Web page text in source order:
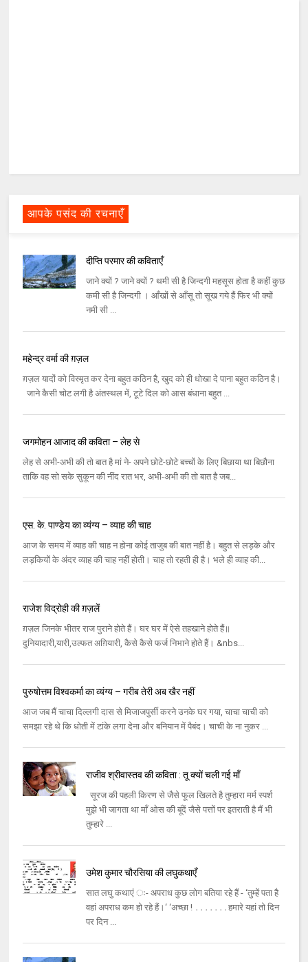
आपके पसंद की रचनाएँ
दीप्ति परमार की कविताएँ
जाने क्यों ? जाने क्यों ? थमी सी है जिन्दगी महसूस होता है कहीं कुछ
कमी सी है जिन्दगी । आँखों से आँसू तो सूख गये हैं फिर भी क्यों
नमी सी ...
महेन्द्र वर्मा की ग़ज़ल
ग़ज़ल यादों को विस्मृत कर देना बहुत कठिन है, खुद को ही धोखा दे पाना बहुत कठिन है।
जाने कैसी चोट लगी है अंतस्थल में, टूटे दिल को आस बंधाना बहुत ...
जगमोहन आजाद की कविता – लेह से
लेह से अभी-अभी की तो बात है मां ने- अपने छोटे-छोटे बच्चों के लिए बिछाया था बिछौना
ताकि वह सो सके सुकून की नींद रात भर, अभी-अभी की तो बात है जब...
एस. के. पाण्डेय का व्यंग्य – व्याह की चाह
आज के समय में व्याह की चाह न होना कोई ताजुब की बात नहीं है। बहुत से लड़के और
लड़कियों के अंदर व्याह की चाह नहीं होती। चाह तो रहती ही है। भले ही व्याह की...
राजेश विद्रोही की ग़ज़लें
ग़ज़ल जिनके भीतर राज पुराने होते हैं। घर घर में ऐसे तहखाने होते हैं॥
दुनियादारी,यारी,उल्‍फत अग़ियारी, कैसे कैसे फर्ज निभाने होते हैं। &nbs...
पुरुषोत्तम विश्‍वकर्मा का व्यंग्य – गरीब तेरी अब खैर नहीं
आज जब मैं चाचा दिल्‍लगी दास से मिजाजपुर्सी करने उनके घर गया, चाचा चाची को
समझा रहे थे कि धोती में टांके लगा देना और बनियान में पैबंद। चाची के ना नुकर ...
राजीव श्रीवास्तव की कविता : तू क्यों चली गई माँ
सूरज की पहली किरण से जैसे फूल खिलते है तुम्हारा मर्म स्पर्श
मुझे भी जागता था माँ ओस की बूंदें जैसे पत्तों पर इतराती है मैं भी
तुम्हारे ...
उमेश कुमार चौरसिया की लघुकथाएँ
सात लघु कथाएं ः- अपराध कुछ लोग बतिया रहे हैं - ‘तुम्‍हें पता है
वहां अपराध कम हो रहे हैं।‘ ‘अच्‍छा ! ․․․․․․․हमारे यहां तो दिन
पर दिन ...